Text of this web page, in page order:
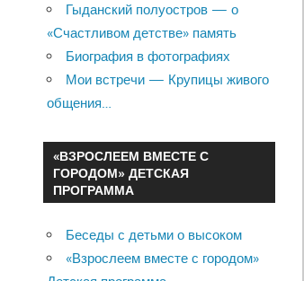
Гыданский полуостров — о
«Счастливом детстве» память
Биография в фотографиях
Мои встречи — Крупицы живого
общения…
«ВЗРОСЛЕЕМ ВМЕСТЕ С
ГОРОДОМ» ДЕТСКАЯ
ПРОГРАММА
Беседы с детьми о высоком
«Взрослеем вместе с городом»